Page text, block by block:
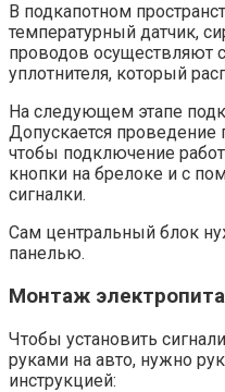
В подкапотном
температурный датчик,
проводов осуществляют
уплотнителя, который
На следующем этапе
Допускается
чтобы подключение
кнопки на брелоке и с
сигналки.
Сам центральный блок
панелью.
Монтаж
Чтобы установить
руками на авто, нужно
инструкцией: